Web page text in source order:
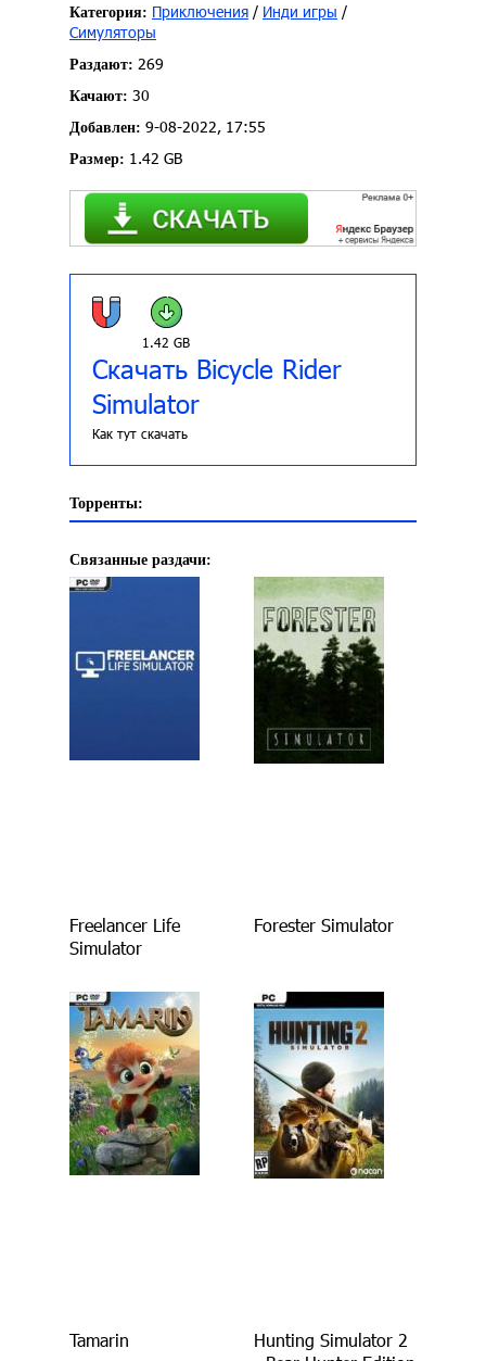
Категория: Приключения / Инди игры /
Симуляторы
Раздают: 269
Качают: 30
Добавлен: 9-08-2022, 17:55
Размер: 1.42 GB
1.42 GB
Скачать Bicycle Rider
Simulator
Как тут скачать
Торренты:
Связанные раздачи:
Freelancer Life
Simulator
Forester Simulator
Tamarin
Hunting Simulator 2